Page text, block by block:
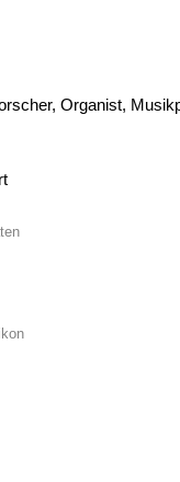
Organist,